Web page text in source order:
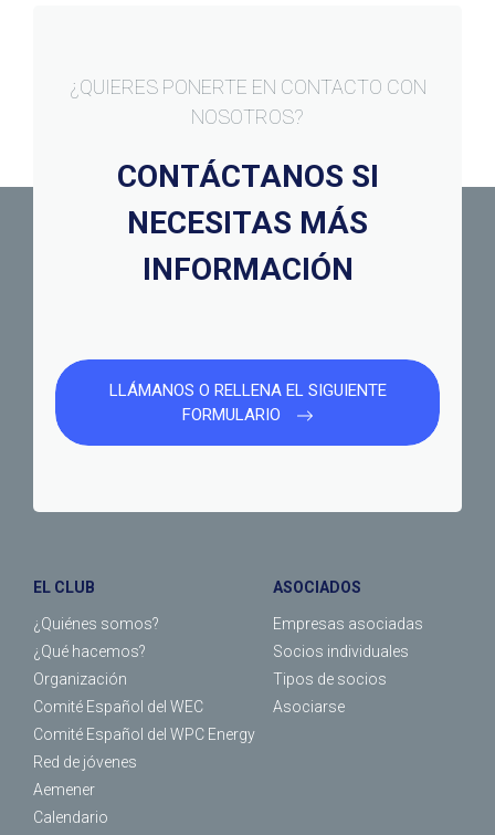
¿QUIERES PONERTE EN CONTACTO CON
NOSOTROS?
CONTÁCTANOS SI
NECESITAS MÁS
INFORMACIÓN
LLÁMANOS O RELLENA EL SIGUIENTE
FORMULARIO
EL CLUB
¿Quiénes somos?
¿Qué hacemos?
Organización
Comité Español del WEC
Comité Español del WPC Energy
Red de jóvenes
Aemener
Calendario
ASOCIADOS
Empresas asociadas
Socios individuales
Tipos de socios
Asociarse